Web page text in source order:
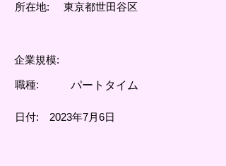
所在地: 東京都世田谷区
企業規模:
職種: パートタイム
日付: 2023年7月6日